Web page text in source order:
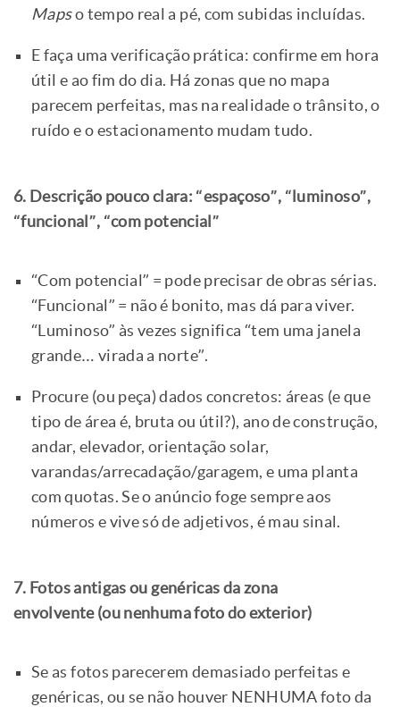
Mapso tempo real a pé, com subidas incluídas.
E faça uma verificação prática: confirme em hora
útil e ao fim do dia. Há zonas que no mapa
parecem perfeitas, mas na realidade o trânsito, o
ruído e o estacionamento mudam tudo.
6. Descrição pouco clara: “espaçoso”, “luminoso”,
“funcional”, “com potencial”
“Com potencial” = pode precisar de obras sérias.
“Funcional” = não é bonito, mas dá para viver.
“Luminoso” às vezes significa “tem uma janela
grande… virada a norte”.
Procure (ou peça) dados concretos: áreas (e que
tipo de área é, bruta ou útil?), ano de construção,
andar, elevador, orientação solar,
varandas/arrecadação/garagem, e uma planta
com quotas. Se o anúncio foge sempre aos
números e vive só de adjetivos, é mau sinal.
7. Fotos antigas ou genéricas da zona
envolvente (ou nenhuma foto do exterior)
Se as fotos parecerem demasiado perfeitas e
genéricas, ou se não houver NENHUMA foto da